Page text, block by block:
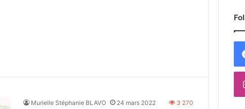
Murielle Stéphanie BLAVO 24 mars 2022 3 270